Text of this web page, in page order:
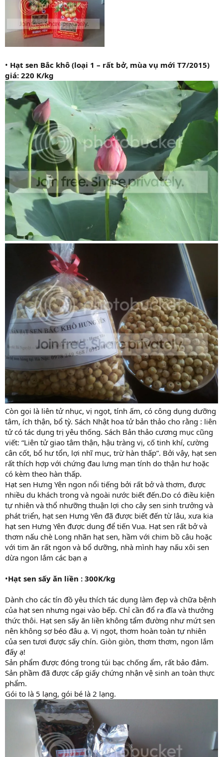
• Hạt sen Bắc khô (loại 1 – rất bở, mùa vụ mới T7/2015)
giá: 220 K/kg
Còn gọi là liên tử nhục, vị ngọt, tính ấm, có công dụng dưỡng
tâm, ích thận, bổ tỳ. Sách Nhật hoa tử bản thảo cho rằng : liên
tử có tác dụng trị yêu thống. Sách Bản thảo cương mục cũng
viết: “Liên tử giao tâm thận, hậu tràng vị, cố tinh khí, cường
cân cốt, bổ hư tổn, lợi nhĩ mục, trừ hàn thấp”. Bởi vậy, hạt sen
rất thích hợp với chứng đau lưng mạn tính do thận hư hoặc
có kèm theo hàn thấp.
Hạt sen Hưng Yên ngon nổi tiếng bởi rất bở và thơm, được
nhiều du khách trong và ngoài nước biết đến.Do có điều kiện
tự nhiên và thổ nhưỡng thuận lợi cho cây sen sinh trưởng và
phát triển, hạt sen Hưng Yên đã được biết đến từ lâu, xưa kia
hạt sen Hưng Yên được dung để tiến Vua. Hạt sen rất bở và
thơm nấu chè Long nhãn hạt sen, hầm với chim bồ câu hoặc
với tim ăn rất ngon và bổ dưỡng, nhà mình hay nấu xôi sen
dừa ngon lắm các bạn ạ
•Hạt sen sấy ăn liền : 300K/kg
Dành cho các tín đồ yêu thích tác dụng làm đẹp và chữa bệnh
của hạt sen nhưng ngại vào bếp. Chỉ cần đổ ra đĩa và thưởng
thức thôi. Hạt sen sấy ăn liền không tẩm đường như mứt sen
nên không sợ béo đâu ạ. Vị ngọt, thơm hoàn toàn tự nhiên
của sen tươi được sấy chín. Giòn giòn, thơm thơm, ngon lắm
đấy ạ!
Sản phẩm được đóng trong túi bạc chống ẩm, rất bảo đảm.
Sản phầm đã được cấp giấy chứng nhận vệ sinh an toàn thực
phẩm.
Gói to là 5 lạng, gói bé là 2 lạng.